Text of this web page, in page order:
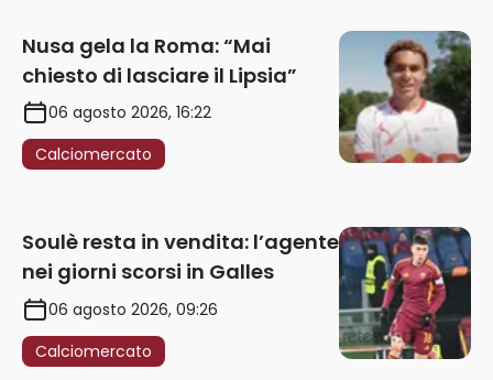
Nusa gela la Roma: “Mai
chiesto di lasciare il Lipsia”
06 agosto 2026, 16:22
Calciomercato
Soulè resta in vendita: l’agente
nei giorni scorsi in Galles
06 agosto 2026, 09:26
Calciomercato